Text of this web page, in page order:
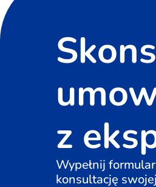
z
Wypełnij
konsultację